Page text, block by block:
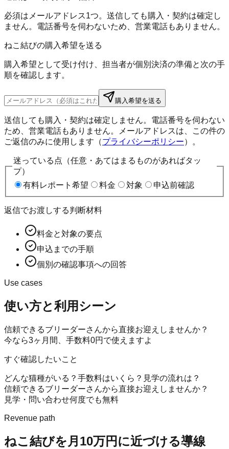
必須はメールアドレス1つ。送信しても購入・契約は確定し
ません。電話番号を伺わないため、営業電話もありません。
ねこ結びの購入希望を送る
購入希望として受け付け、担当者が個別決済の準備と次の手
順を確認します。
購入希望を送る
送信しても購入・契約は確定しません。電話番号を伺わない
ため、営業電話もありません。メールアドレスは、この件の
ご返信のみに使用します（プライバシーポリシー）。
迷っている点（任意・あてはまるものがあればタッ
プ）
有料レポート希望
料金 対象 申込前確認
返信でお渡しする判断材料
料金と対象の要点
申込までの手順
個別の確認事項への回答
Use cases
使い方と利用シーン
信頼できるブリーダーさんから直接お迎えしませんか？
今なら3ヶ月間、手数料0円で使えますよ
すぐ確認したいこと
どんな猫種がいる？ 手数料はいくら？ 見学の流れは？
信頼できるブリーダーさんから直接お迎えしませんか？
見学・問い合わせ何度でも無料
Revenue path
ねこ結びを月10万円に近づける導線